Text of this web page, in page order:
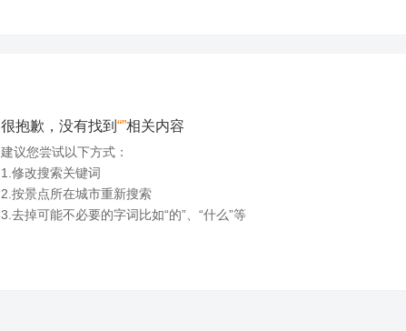
很抱歉，没有找到 “”相关内容
建议您尝试以下方式：
1.修改搜索关键词
2.按景点所在城市重新搜索
3.去掉可能不必要的字词比如“的”、“什么”等